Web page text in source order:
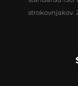
strokovnjakov.